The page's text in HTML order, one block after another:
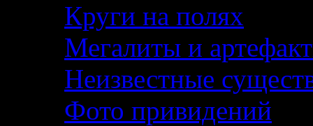
Круги на полях
Мегалиты и
Неизвестные
Фото привидений